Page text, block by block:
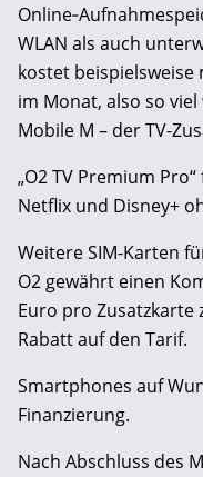
WLAN als auch
kostet beispielsweise
im Monat, also so
Mobile M – der TV-
„O2 TV Premium
Netflix und Disney+
Weitere SIM-Karten
O2 gewährt einen
Euro pro Zusatzkarte
Rabatt auf den Tarif.
Smartphones auf
Finanzierung.
Nach Abschluss des